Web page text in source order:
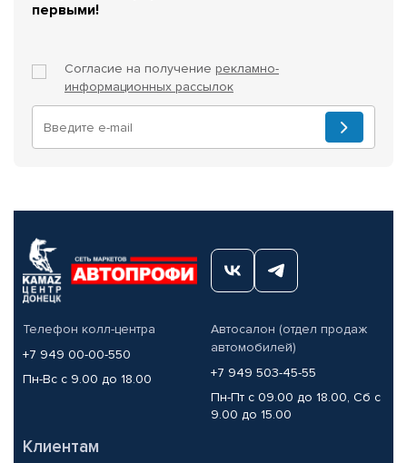
первыми!
Согласие на получение рекламно-
информационных рассылок
Телефон колл-центра
+7 949 00-00-550
Пн-Вс с 9.00 до 18.00
Автосалон (отдел продаж
автомобилей)
+7 949 503-45-55
Пн-Пт с 09.00 до 18.00, Сб с
9.00 до 15.00
Клиентам